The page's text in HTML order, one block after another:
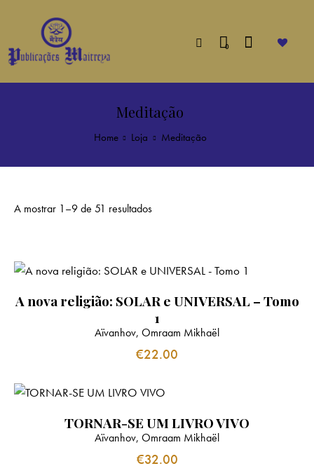
0
Meditação
Home Loja Meditação
A mostrar 1–9 de 51 resultados
A nova religião: SOLAR e UNIVERSAL – Tomo
1
Aïvanhov, Omraam Mikhaël
€22.00
TORNAR-SE UM LIVRO VIVO
Aïvanhov, Omraam Mikhaël
€32.00